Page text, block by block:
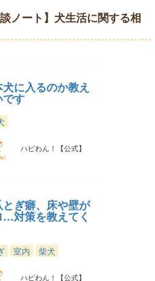
談ノート】犬生活に関する相
に入るのか教え
す
ハピわん！【公式】
ぎ癖、床や壁が
…対策を教えてく
室内 柴犬
ハピわん！【公式】